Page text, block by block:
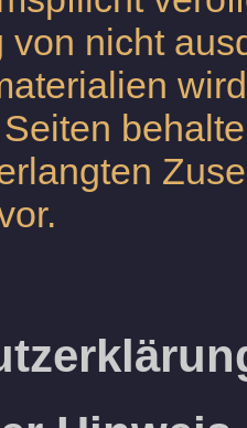
von nicht